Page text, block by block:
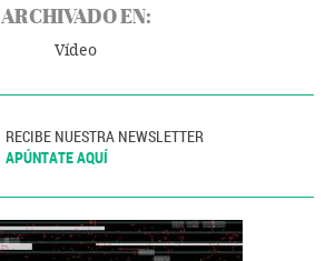
ARCHIVADO EN:
Vídeo
RECIBE NUESTRA NEWSLETTER
APÚNTATE AQUÍ